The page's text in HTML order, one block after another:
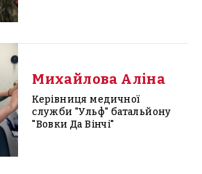
Михайлова Аліна
Керівниця медичної
служби "Ульф" батальйону
"Вовки Да Вінчі"